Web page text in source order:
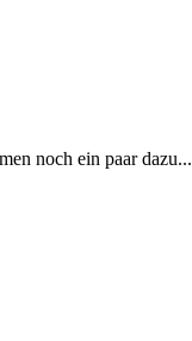
noch ein paar dazu...